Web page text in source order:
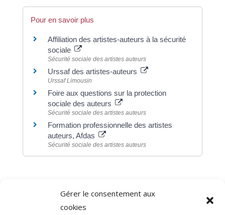
Gérer le consentement aux
cookies
Pour en savoir plus
Affiliation des artistes-auteurs à la sécurité
sociale
Sécurité sociale des artistes auteurs
Urssaf des artistes-auteurs
Urssaf Limousin
Foire aux questions sur la protection
sociale des auteurs
Sécurité sociale des artistes auteurs
Formation professionnelle des artistes
auteurs, Afdas
Sécurité sociale des artistes auteurs
Direction de l'information légale et administrative
comarquage developpé par